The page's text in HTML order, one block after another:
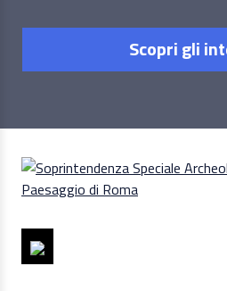
Scopri gli